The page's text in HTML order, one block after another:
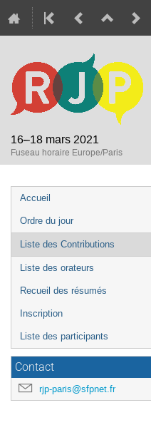
16–18 mars 2021
Fuseau horaire Europe/Paris
Menu
de
l'événement
Accueil
Ordre du jour
Liste des Contributions
Liste des orateurs
Recueil des résumés
Inscription
Liste des participants
Contact
rjp-paris@sfpnet.fr